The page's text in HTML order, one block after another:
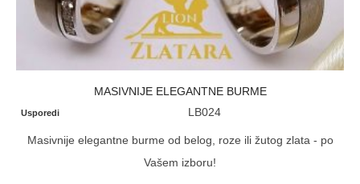
MASIVNIJE ELEGANTNE BURME
Usporedi LB024
Masivnije elegantne burme od belog, roze ili žutog zlata - po
Vašem izboru!